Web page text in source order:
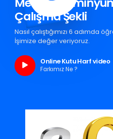
Çalışma Şekli
Nasıl çalıştığımızı 6 adımda
İşimize değer veriyoruz.
Online Kutu Harf video
Farkımız Ne ?